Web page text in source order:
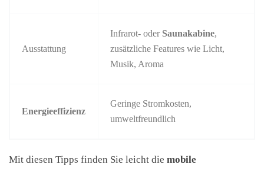
Ausstattung
Infrarot- oder Saunakabine,
zusätzliche Features wie Licht,
Musik, Aroma
Energieeffizienz
Geringe Stromkosten,
umweltfreundlich
Mit diesen Tipps finden Sie leicht die mobile